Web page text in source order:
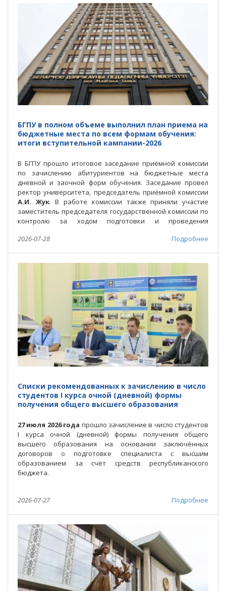
БГПУ в полном объеме выполнил план приема на
бюджетные места по всем формам обучения:
итоги вступительной кампании-2026
В БГПУ прошло итоговое заседание приёмной комиссии
по зачислению абитуриентов на бюджетные места
дневной и заочной форм обучения. Заседание провел
ректор университета, председатель приёмной комиссии
А.И. Жук. В работе комиссии также приняли участие
заместитель председателя государственной комиссии по
контролю за ходом подготовки и проведения
заместитель председателя приёмной комиссииА.А.
2026-07-28 Подробнее
Списки рекомендованных к зачислению в число
студентов І курса очной (дневной) формы
получения общего высшего образования
27 июля 2026 года прошло зачисление в число студентов
І курса очной (дневной) формы получения общего
высшего образования на основании заключённых
договоров о подготовке специалиста с высшим
образованием за счёт средств республиканского
бюджета.
2026-07-27 Подробнее